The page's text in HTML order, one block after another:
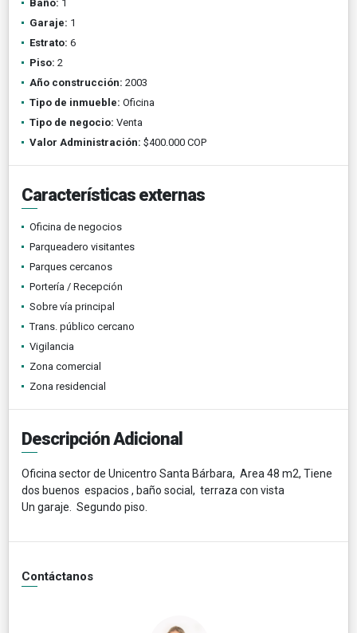
Baño: 1
Garaje: 1
Estrato: 6
Piso: 2
Año construcción: 2003
Tipo de inmueble: Oficina
Tipo de negocio: Venta
Valor Administración: $400.000 COP
Características externas
Oficina de negocios
Parqueadero visitantes
Parques cercanos
Portería / Recepción
Sobre vía principal
Trans. público cercano
Vigilancia
Zona comercial
Zona residencial
Descripción Adicional
Oficina sector de Unicentro Santa Bárbara, Area 48 m2, Tiene
dos buenos espacios , baño social, terraza con vista
Un garaje. Segundo piso.
Contáctanos